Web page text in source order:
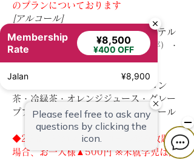
のプランについております
[アルコール]
・ビール・ワイン（赤・白）・カクテル
ドリンク・ウイスキー・焼酎（麦/芋）・
[ノンアルコール]
・ノンアルコールカクテル・ウーロン
茶・冷緑茶・オレンジジュース・グレー
プフルーツジュース・ジンジャーエール
◆20歳未満のノンアルコール飲み放題の
場合、お一人様▲500円 ※未就学児は無
Membership
Rate
¥8,500
¥400 OFF
Jalan ¥8,900